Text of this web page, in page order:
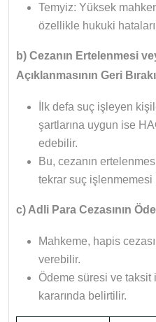
Temyiz: Yüksek
özellikle hukuki
b) Cezanın Ertelenmesi
Açıklanmasının Geri
İlk defa suç işleyen
şartlarına uygun ise
edebilir.
Bu, cezanın
tekrar suç işlenmemesi
c) Adli Para Cezasının
Mahkeme, hapis
verebilir.
Ödeme süresi ve taksit
kararında belirtilir.